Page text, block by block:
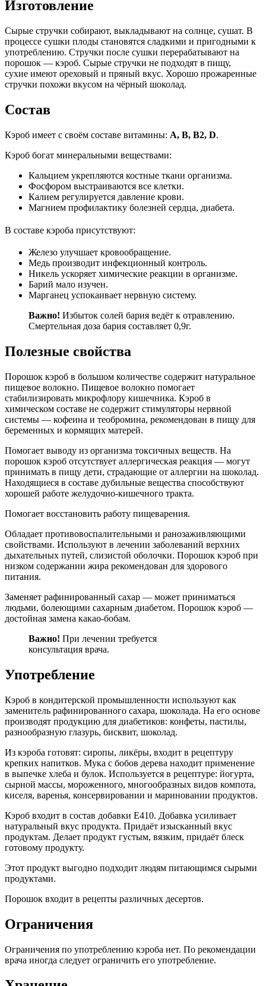
Изготовление
Сырые стручки собирают, выкладывают на солнце, сушат. В
процессе сушки плоды становятся сладкими и пригодными к
употреблению. Стручки после сушки перерабатывают на
порошок — кэроб. Сырые стручки не подходят в пищу,
сухие имеют ореховый и пряный вкус. Хорошо прожаренные
стручки похожи вкусом на чёрный шоколад.
Состав
Кэроб имеет с своём составе витамины: А, В, В2, D.
Кэроб богат минеральными веществами:
Кальцием укрепляются костные ткани организма.
Фосфором выстраиваются все клетки.
Калием регулируется давление крови.
Магнием профилактику болезней сердца, диабета.
В составе кэроба присутствуют:
Железо улучшает кровообращение.
Медь производит инфекционный контроль.
Никель ускоряет химические реакции в организме.
Барий мало изучен.
Марганец успокаивает нервную систему.
Важно! Избыток солей бария ведёт к отравлению.
Смертельная доза бария составляет 0,9г.
Полезные свойства
Порошок кэроб в большом количестве содержит натуральное
пищевое волокно. Пищевое волокно помогает
стабилизировать микрофлору кишечника. Кэроб в
химическом составе не содержит стимуляторы нервной
системы — кофеина и теобромина, рекомендован в пищу для
беременных и кормящих матерей.
Помогает выводу из организма токсичных веществ. На
порошок кэроб отсутствует аллергическая реакция — могут
принимать в пищу дети, страдающие от аллергии на шоколад.
Находящиеся в составе дубильные вещества способствуют
хорошей работе желудочно-кишечного тракта.
Помогает восстановить работу пищеварения.
Обладает противовоспалительными и ранозаживляющими
свойствами. Используют в лечении заболеваний верхних
дыхательных путей, слизистой оболочки. Порошок кэроб при
низком содержании жира рекомендован для здорового
питания.
Заменяет рафинированный сахар — может приниматься
людьми, болеющими сахарным диабетом. Порошок кэроб —
достойная замена какао-бобам.
Важно! При лечении требуется
консультация врача.
Употребление
Кэроб в кондитерской промышленности используют как
заменитель рафинированного сахара, шоколада. На его основе
производят продукцию для диабетиков: конфеты, пастилы,
разнообразную глазурь, бисквит, шоколад.
Из кэроба готовят: сиропы, ликёры, входит в рецептуру
крепких напитков. Мука с бобов дерева находит применение
в выпечке хлеба и булок. Используется в рецептуре: йогурта,
сырной массы, мороженного, многообразных видов компота,
киселя, варенья, консервировании и мариновании продуктов.
Кэроб входит в состав добавки Е410. Добавка усиливает
натуральный вкус продукта. Придаёт изысканный вкус
продуктам. Делает продукт густым, вязким, придаёт блеск
готовому продукту.
Этот продукт выгодно подходит людям питающимся сырыми
продуктами.
Порошок входит в рецепты различных десертов.
Ограничения
Ограничения по употреблению кэроба нет. По рекомендации
врача иногда следует ограничить его употребление.